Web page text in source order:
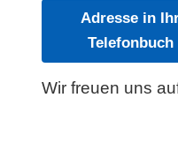
Adresse in
Telefonbuch
Wir freuen uns